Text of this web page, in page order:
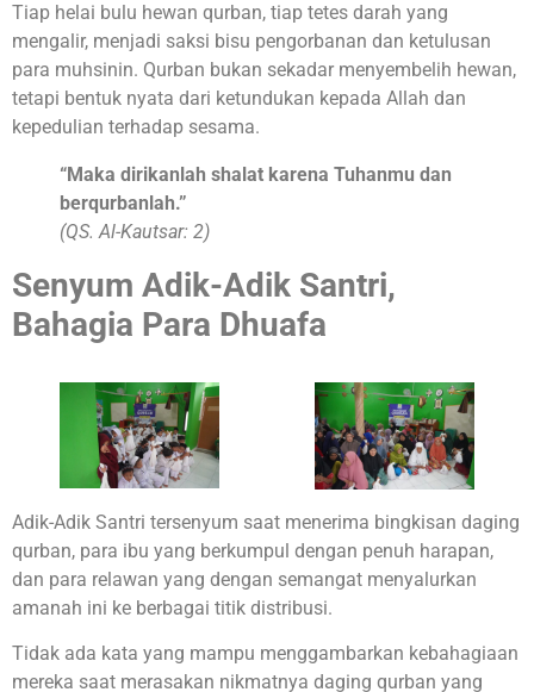
Tiap helai bulu hewan qurban, tiap tetes darah yang
mengalir, menjadi saksi bisu pengorbanan dan ketulusan
para muhsinin. Qurban bukan sekadar menyembelih hewan,
tetapi bentuk nyata dari ketundukan kepada Allah dan
kepedulian terhadap sesama.
“Maka dirikanlah shalat karena Tuhanmu dan
berqurbanlah.”
(QS. Al-Kautsar: 2)
Senyum Adik-Adik Santri,
Bahagia Para Dhuafa
Adik-Adik Santri tersenyum saat menerima bingkisan daging
qurban, para ibu yang berkumpul dengan penuh harapan,
dan para relawan yang dengan semangat menyalurkan
amanah ini ke berbagai titik distribusi.
Tidak ada kata yang mampu menggambarkan kebahagiaan
mereka saat merasakan nikmatnya daging qurban yang